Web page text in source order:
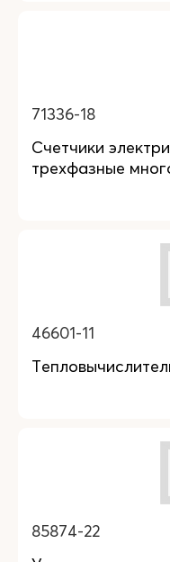
71336-18
Счетчики
трехфазные
46601-11
85874-22